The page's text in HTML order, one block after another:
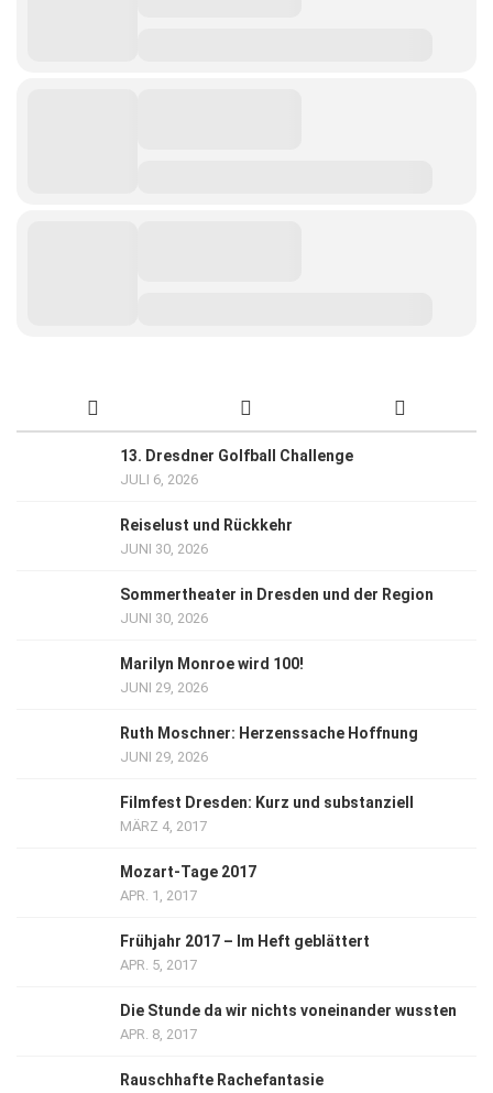
13. Dresdner Golfball Challenge
JULI 6, 2026
Reiselust und Rückkehr
JUNI 30, 2026
Sommertheater in Dresden und der Region
JUNI 30, 2026
Marilyn Monroe wird 100!
JUNI 29, 2026
Ruth Moschner: Herzenssache Hoffnung
JUNI 29, 2026
Filmfest Dresden: Kurz und substanziell
MÄRZ 4, 2017
Mozart-Tage 2017
APR. 1, 2017
Frühjahr 2017 – Im Heft geblättert
APR. 5, 2017
Die Stunde da wir nichts voneinander wussten
APR. 8, 2017
Rauschhafte Rachefantasie